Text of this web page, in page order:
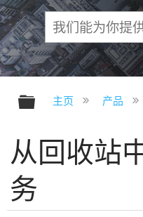
扩展/隐缩全
主页 产品
从回收站
务